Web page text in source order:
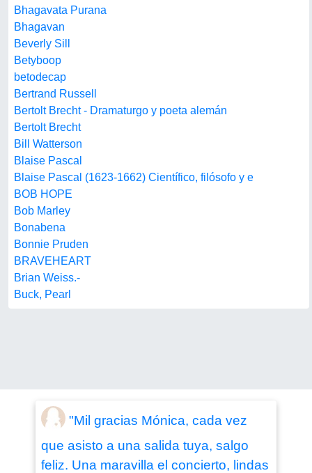
Bhagavata Purana
Bhagavan
Beverly Sill
Betyboop
betodecap
Bertrand Russell
Bertolt Brecht - Dramaturgo y poeta alemán
Bertolt Brecht
Bill Watterson
Blaise Pascal
Blaise Pascal (1623-1662) Científico, filósofo y e
BOB HOPE
Bob Marley
Bonabena
Bonnie Pruden
BRAVEHEART
Brian Weiss.-
Buck, Pearl
"Mil gracias Mónica, cada vez
que asisto a una salida tuya, salgo
feliz. Una maravilla el concierto, lindas